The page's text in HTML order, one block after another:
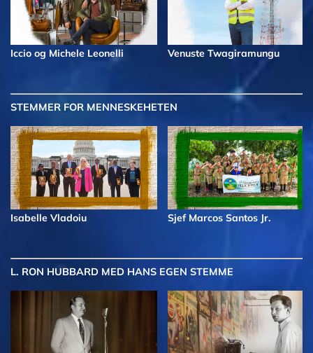
Iccio og Michele Leonelli Venuste Twagiramungu
STEMMER FOR MENNESKEHETEN
Isabelle Vladoiu Sjef Marcos Santos Jr.
L. RON HUBBARD MED HANS EGEN STEMME